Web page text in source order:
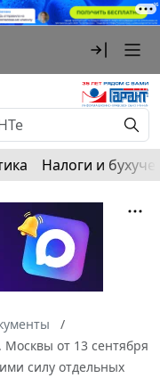
Налоги и
Москвы от 13 сентября
силу отдельных